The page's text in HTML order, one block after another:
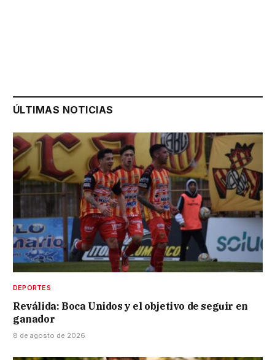
ÚLTIMAS NOTICIAS
DEPORTES
Reválida: Boca Unidos y el objetivo de seguir en
ganador
8 de agosto de 2026